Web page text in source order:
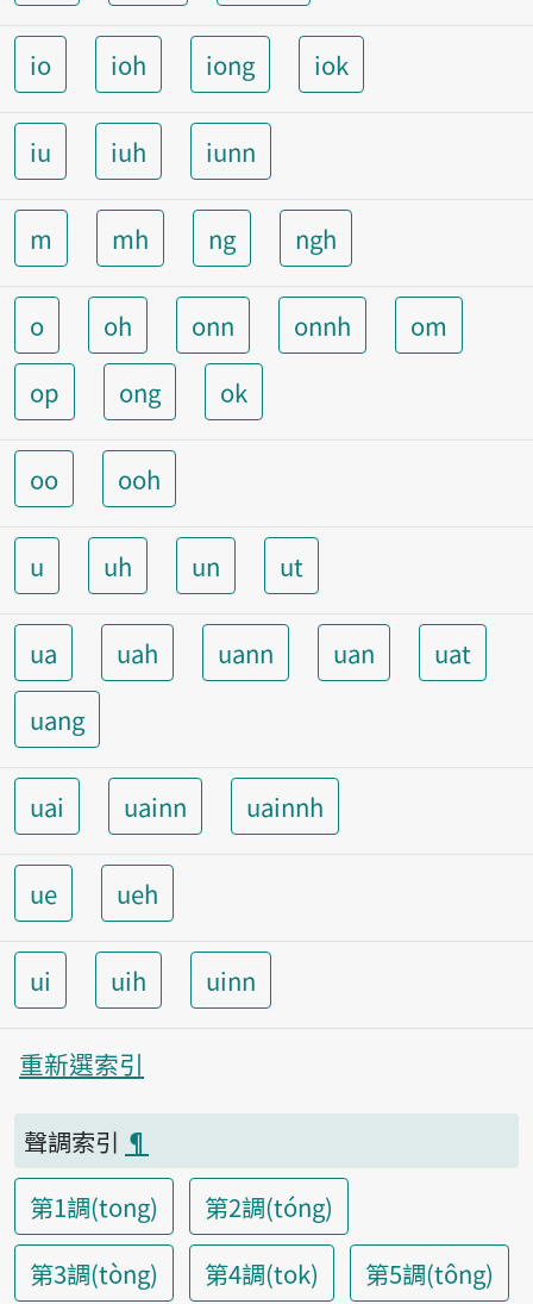
io ioh iong iok
iu iuh iunn
m mh ng ngh
o oh onn onnh
om
op
ong ok
oo ooh
u uh un ut
ua uah uann uan
uat
uang
uai uainn uainnh
ue ueh
ui uih uinn
重新選索引
聲調索引 ¶
第1調(tong)
第2調(tóng)
第3調(tòng)
第4調(tok) 第5調(tông)